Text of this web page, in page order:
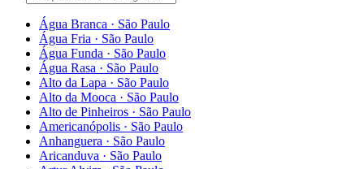
Água Branca · São Paulo
Água Fria · São Paulo
Água Funda · São Paulo
Água Rasa · São Paulo
Alto da Lapa · São Paulo
Alto da Mooca · São Paulo
Alto de Pinheiros · São Paulo
Americanópolis · São Paulo
Anhanguera · São Paulo
Aricanduva · São Paulo